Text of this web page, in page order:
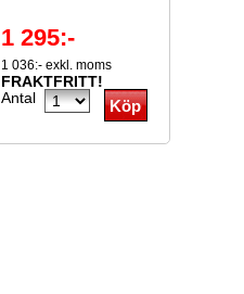
1 295:-
1 036:- exkl. moms
FRAKTFRITT!
Antal